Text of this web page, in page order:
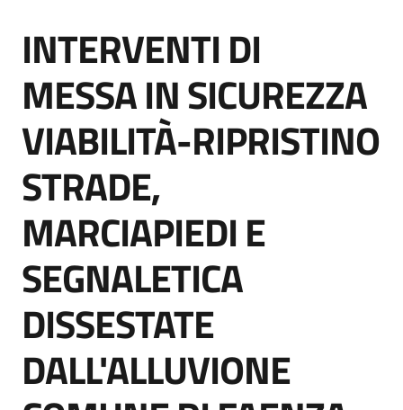
acquisto
Supporto
Piattaforme
telematiche
English
site
Salta al contenuto
INTERVENTI DI
MESSA IN SICUREZZA
VIABILITÀ-RIPRISTINO
STRADE,
MARCIAPIEDI E
SEGNALETICA
DISSESTATE
DALL'ALLUVIONE